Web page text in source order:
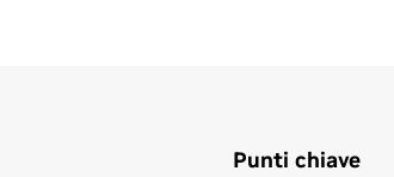
Punti chiave